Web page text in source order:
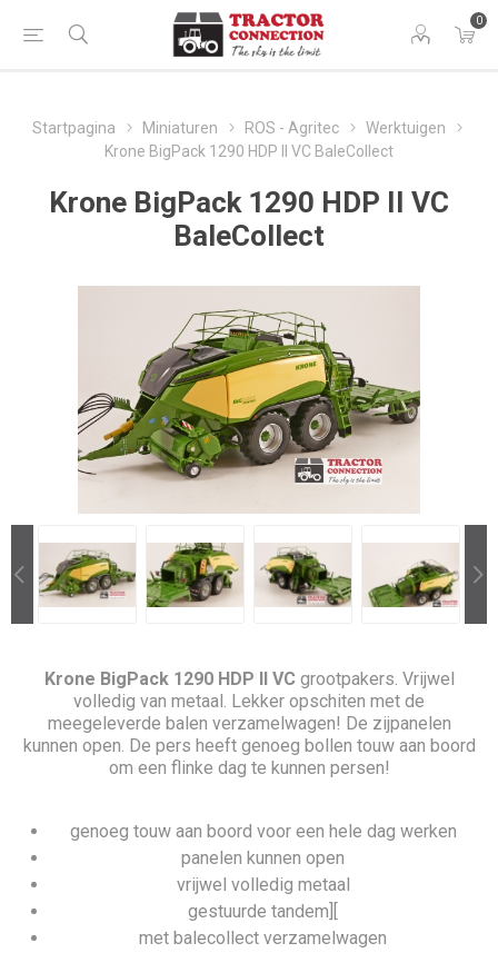
0
Startpagina Miniaturen ROS - Agritec
Werktuigen
Krone BigPack 1290 HDP II VC BaleCollect
Krone BigPack 1290 HDP II VC
BaleCollect
Krone BigPack 1290 HDP II VC grootpakers. Vrijwel
volledig van metaal. Lekker opschiten met de
meegeleverde balen verzamelwagen! De zijpanelen
kunnen open. De pers heeft genoeg bollen touw aan boord
om een flinke dag te kunnen persen!
genoeg touw aan boord voor een hele dag werken
panelen kunnen open
vrijwel volledig metaal
gestuurde tandem][
met balecollect verzamelwagen